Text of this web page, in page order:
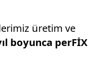
üretim ve
boyunca perFİX